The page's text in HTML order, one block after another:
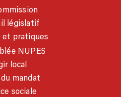
législatif
et pratiques
NUPES
local
mandat
sociale